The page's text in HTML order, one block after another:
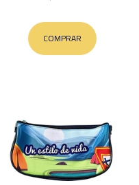
COMPRAR